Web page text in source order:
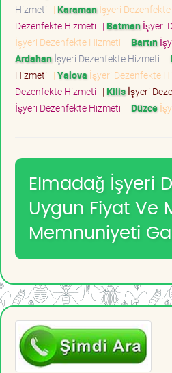
Hizmeti | Karamanİşyeri
Dezenfekte Hizmeti | Batmanİşyeri
İşyeri Dezenfekte Hizmeti | Bartın
Ardahanİşyeri Dezenfekte Hizmeti |
Hizmeti | Yalova İşyeri Dezenfekte
Dezenfekte Hizmeti | Kilisİşyeri
İşyeri Dezenfekte Hizmeti | Düzce
Elmadağ İşyeri
Uygun Fiyat Ve
Memnuniyeti